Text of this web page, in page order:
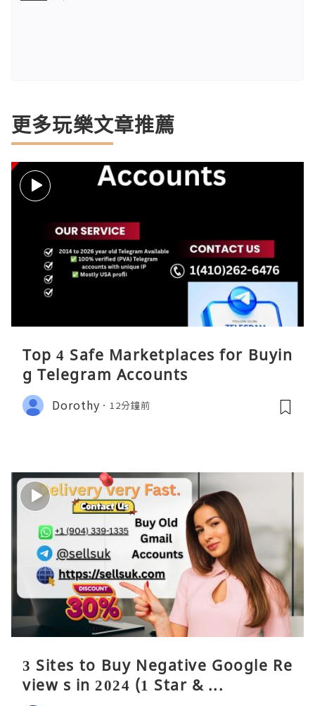
更多玩樂文章推薦
Top 4 Safe Marketplaces for Buyin
g Telegram Accounts
Dorothy 12分鐘前
3 Sites to Buy Negative Google Re
view s in 2024 (1 Star & ...